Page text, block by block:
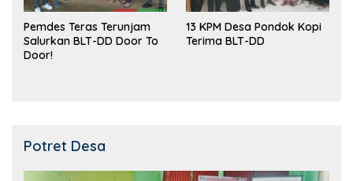
Pemdes Teras Terunjam
Salurkan BLT-DD Door To
Door!
13 KPM Desa Pondok Kopi
Terima BLT-DD
Potret Desa